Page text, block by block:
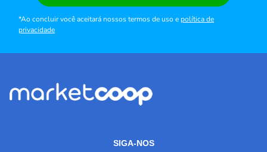
*Ao concluir você aceitará nossos termos de uso epolítica de
privacidade
SIGA-NOS